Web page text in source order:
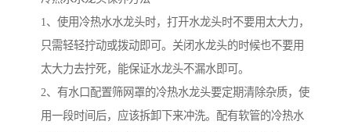
1、使用冷热水水龙头时，打开水龙头时不要用太大力，
只需轻轻拧动或拨动即可。关闭水龙头的时候也不要用
太大力去拧死，能保证水龙头不漏水即可。
2、有水口配置筛网罩的冷热水龙头要定期清除杂质，使
用一段时间后，应该拆卸下来冲洗。配有软管的冷热水